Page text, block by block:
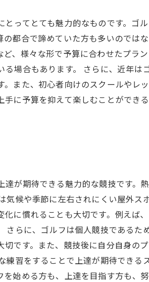
ってとても魅力的なものです。ゴ
都合で諦めていた方も多いのでは
、様々な形で予算に合わせたプラ
場合もあります。 さらに、近年
また、初心者向けのスクールやレ
に予算を抑えて楽しむことができ
が期待できる魅力的な競技です
気候や季節に左右されにくい屋外
に慣れることも大切です。例えば
さらに、ゴルフは個人競技である
です。また、競技後に自分自身の
練習をすることで上達が期待でき
始める方も、上達を目指す方も、